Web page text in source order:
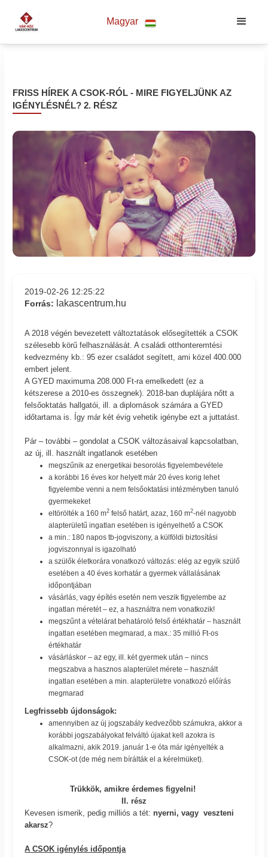
Magyar
FRISS HÍREK A CSOK-RÓL - MIRE FIGYELJÜNK AZ
IGÉNYLÉSNÉL? 2. RÉSZ
2019-02-26 12:25:22
Forrás: lakascentrum.hu
A 2018 végén bevezetett változtatások elősegítették a CSOK
szélesebb körű felhasználását. A családi otthonteremtési
kedvezmény kb.: 95 ezer családot segített, ami közel 400.000
embert jelent.
A GYED maximuma 208.000 Ft-ra emelkedett (ez a
kétszerese a 2010-es összegnek). 2018-ban duplájára nőtt a
felsőoktatás hallgatói, ill. a diplomások számára a GYED
időtartama is. Így már két évig vehetik igénybe ezt a juttatást.
Pár – további – gondolat a CSOK változásaival kapcsolatban,
az új, ill. használt ingatlanok esetében
megszűnik az energetikai besorolás figyelembevétele
a korábbi 16 éves kor helyett már 20 éves korig lehet
figyelembe venni a nem felsőoktatási intézményben tanuló
gyermekeket
eltörölték a 160 m2 felső határt, azaz, 160 m2-nél nagyobb
alapterületű ingatlan esetében is igényelhető a CSOK
a min.: 180 napos tb-jogviszony, a külföldi biztosítási
jogviszonnyal is igazolható
a szülők életkorára vonatkozó változás: elég az egyik szülő
esetében a 40 éves korhatár a gyermek vállalásának
időpontjában
vásárlás, vagy építés esetén nem veszik figyelembe az
ingatlan méretét – ez, a használtra nem vonatkozik!
megszűnt a vételárat behatároló felső értékhatár – használt
ingatlan esetében megmarad, a max.: 35 millió Ft-os
értékhatár
vásárláskor – az egy, ill. két gyermek után – nincs
megszabva a hasznos alapterület mérete – használt
ingatlan esetében a min. alapterületre vonatkozó előírás
megmarad
Legfrissebb újdonságok:
amennyiben az új jogszabály kedvezőbb számukra, akkor a
korábbi jogszabályokat felváltó újakat kell azokra is
alkalmazni, akik 2019. január 1-e óta már igényelték a
CSOK-ot (de még nem bírálták el a kérelmüket).
Trükkök, amikre érdemes figyelni!
II. rész
Kevesen ismerik, pedig milliós a tét: nyerni, vagy veszteni
akarsz?
A CSOK igénylés időpontja